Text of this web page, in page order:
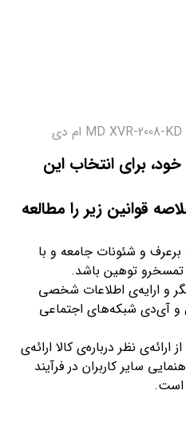
برای انتخاب این
قوانین زیر را مطالعه
و شئونات جامعه و با
تمسخرو توهین باشد.
و ارایه‌ی اطلاعات شخصی
و آی‌دی شبکه‌های اجتماعی
نظر درباره‌ی کالا ارائه‌ی
سایر کاربران در فرآیند
است.